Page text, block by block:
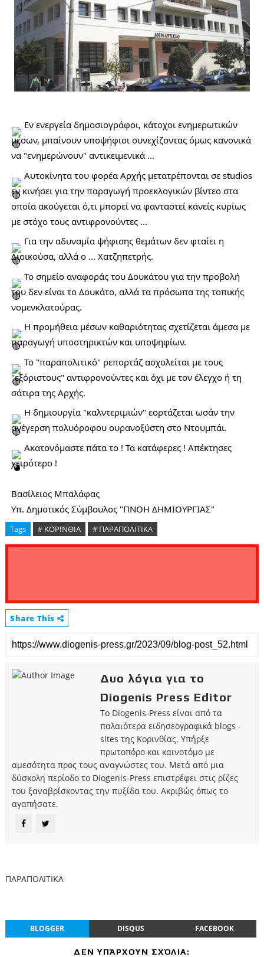
Εν ενεργεία δημοσιογράφοι, κάτοχοι ενημερωτικών
μέσων, μπαίνουν υποψήφιοι συνεχίζοντας όμως κανονικά
να "ενημερώνουν" αντικειμενικά ...
Αυτοκίνητα του φορέα Αρχής μετατρέπονται σε studios
εν κινήσει για την παραγωγή προεκλογικών βίντεο στα
οποία ακούγεται ό,τι μπορεί να φανταστεί κανείς κυρίως
με στόχο τους αντιφρονούντες ...
Για την αδυναμία ψήφισης θεμάτων δεν φταίει η
Διοικούσα, αλλά ο ... Χατζηπετρής.
Το σημείο αναφοράς του Δουκάτου για την προβολή
του δεν είναι το Δουκάτο, αλλά τα πρόσωπα της τοπικής
νομενκλατούρας.
Η προμήθεια μέσων καθαριότητας σχετίζεται άμεσα με
παραγωγή υποστηρικτών και υποψηφίων.
Το "παραπολιτικό" ρεπορτάζ ασχολείται με τους
"εξόριστους" αντιφρονούντες και όχι με τον έλεγχο ή τη
σάτιρα της Αρχής.
Η δημιουργία "καλντεριμιών" εορτάζεται ωσάν την
ανέγερση πολυόροφου ουρανοξύστη στο Ντουμπάι.
Ακατονόμαστε πάτα το ! Τα κατάφερες ! Απέκτησες
χειρότερο !
Βασίλειος Μπαλάφας
Υπ. Δημοτικός Σύμβουλος "ΠΝΟΗ ΔΗΜΙΟΥΡΓΙΑΣ"
Tags # ΚΟΡΙΝΘΙΑ # ΠΑΡΑΠΟΛΙΤΙΚΑ
Share This
Δυο λόγια για το
Diogenis Press Editor
Το Diogenis-Press είναι από τα
παλαιότερα ειδησεογραφικά blogs -
sites της Κορινθίας. Υπήρξε
πρωτοπόρο και καινοτόμο με
αμεσότητα προς τους αναγνώστες του. Μετά από μια
δύσκολη περίοδο το Diogenis-Press επιστρέφει στις ρίζες
του ξαναβρίσκοντας την πυξίδα του. Ακριβώς όπως το
αγαπήσατε.
ΠΑΡΑΠΟΛΙΤΙΚΑ
BLOGGER DISQUS FACEBOOK
ΔΕΝ ΥΠΆΡΧΟΥΝ ΣΧΌΛΙΑ: